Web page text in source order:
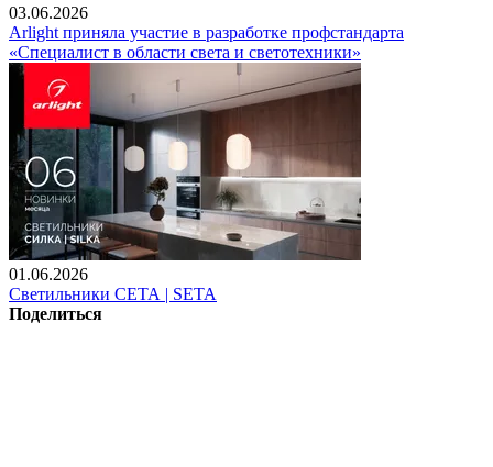
03.06.2026
Arlight приняла участие в разработке профстандарта
«Специалист в области света и светотехники»
01.06.2026
Светильники СЕТА | SETA
Поделиться